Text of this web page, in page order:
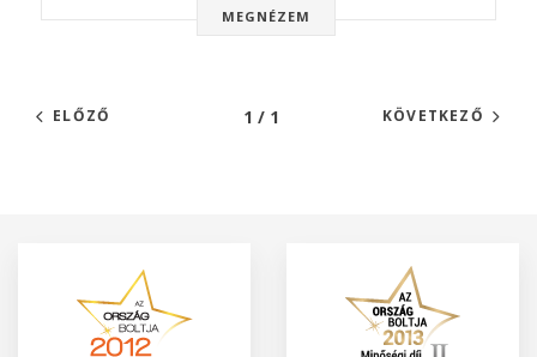
MEGNÉZEM
ELŐZŐ 1 / 1 KÖVETKEZŐ